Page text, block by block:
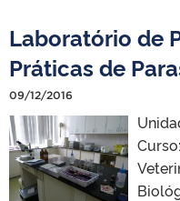
Laboratório de
Práticas de
09/12/2016